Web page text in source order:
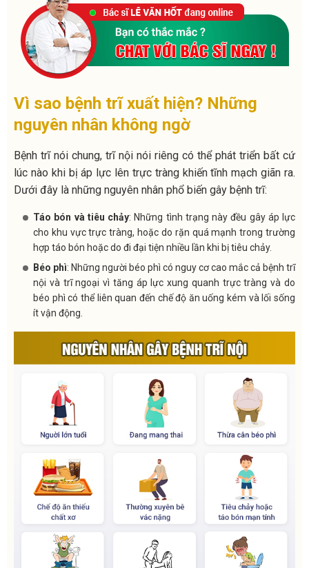
Vì sao bệnh trĩ xuất hiện? Những
nguyên nhân không ngờ
Bệnh trĩ nói chung, trĩ nội nói riêng có thể phát triển bất cứ
lúc nào khi bị áp lực lên trực tràng khiến tĩnh mạch giãn ra.
Dưới đây là những nguyên nhân phổ biến gây bệnh trĩ:
Táo bón và tiêu chảy: Những tình trạng này đều gây áp lực
cho khu vực trực tràng, hoặc do rặn quá mạnh trong trường
hợp táo bón hoặc do đi đại tiện nhiều lần khi bị tiêu chảy.
Béo phì: Những người béo phì có nguy cơ cao mắc cả bệnh trĩ
nội và trĩ ngoại vì tăng áp lực xung quanh trực tràng và do
béo phì có thể liên quan đến chế độ ăn uống kém và lối sống
ít vận động.